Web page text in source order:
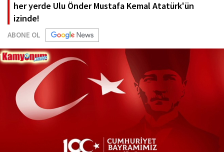
her yerde Ulu Önder Mustafa Kemal Atatürk'ün
izinde!
ABONE OL